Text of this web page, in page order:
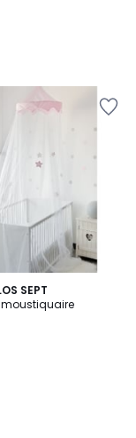
SEPT
moustiquaire